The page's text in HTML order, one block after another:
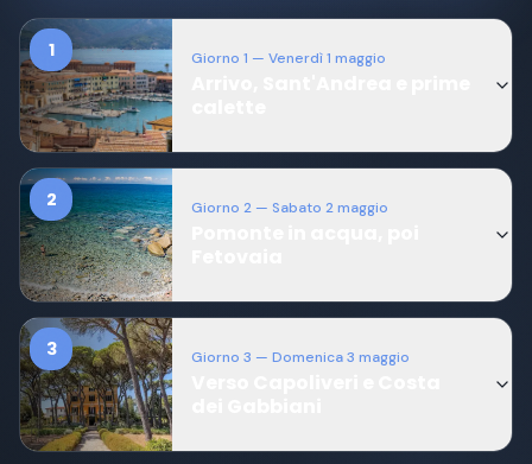
1 Giorno 1 — Venerdì 1 maggio
2 Giorno 2 — Sabato 2 maggio
3 Giorno 3 — Domenica 3 maggio